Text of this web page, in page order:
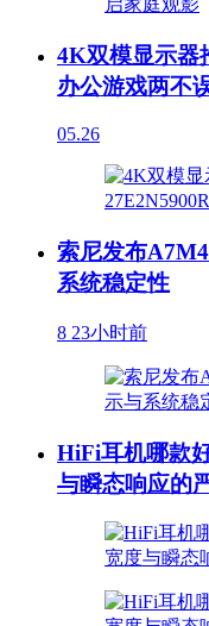
4K双模显示器
办公游戏两不
05.26
索尼发布
系统稳定性
8 23小时前
HiFi耳机哪款
与瞬态响应的